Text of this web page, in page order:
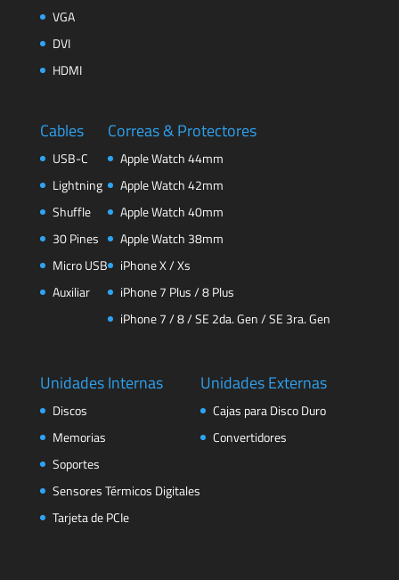
VGA
DVI
HDMI
Cables
USB-C
Lightning
Shuffle
30 Pines
Micro USB
Auxiliar
Correas & Protectores
Apple Watch 44mm
Apple Watch 42mm
Apple Watch 40mm
Apple Watch 38mm
iPhone X / Xs
iPhone 7 Plus / 8 Plus
iPhone 7 / 8 / SE 2da. Gen / SE 3ra. Gen
Unidades Internas
Discos
Memorias
Soportes
Sensores Térmicos Digitales
Tarjeta de PCIe
Unidades Externas
Cajas para Disco Duro
Convertidores